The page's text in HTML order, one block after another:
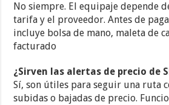
No siempre. El equipaje depende
tarifa y el proveedor. Antes de
incluye bolsa de mano, maleta de
facturado
¿Sirven las alertas de precio de
Sí, son útiles para seguir una ruta
subidas o bajadas de precio.